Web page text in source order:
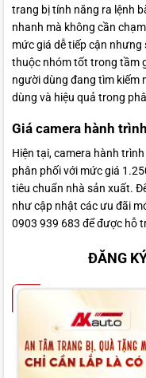
trang bị tính năng ra lệnh
nhanh mà không cần
mức giá dễ tiếp cận
thuộc nhóm tốt trong tầm
người dùng đang tìm kiếm
dùng và hiệu quả trong
Giá camera hành
Hiện tại, camera hành
phân phối với mức giá
tiêu chuẩn nhà sản xuất.
như cập nhật các ưu đãi
0903 939 683 để được hỗ
ĐĂNG